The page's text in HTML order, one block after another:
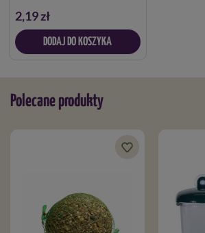
2,19 zł
DODAJ DO KOSZYKA
Polecane produkty